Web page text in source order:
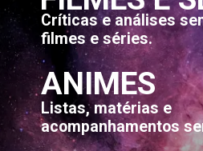
Críticas e análises
filmes e séries.
ANIMES
Listas, matérias e
acompanhamentos